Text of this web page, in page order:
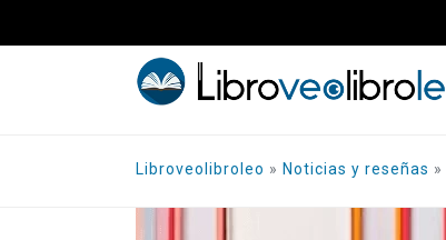
al
Libroveolibroleo » Noticias y reseñas »